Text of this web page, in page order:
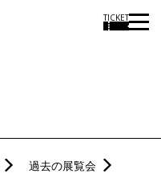
TICKET
過去の展覧会